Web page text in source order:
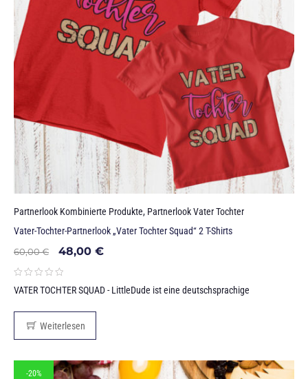
Partnerlook Kombinierte Produkte, Partnerlook Vater Tochter
Vater-Tochter-Partnerlook „Vater Tochter Squad“ 2 T-Shirts
60,00€ 48,00 €
VATER TOCHTER SQUAD - LittleDude ist eine deutschsprachige
Weiterlesen
-20%